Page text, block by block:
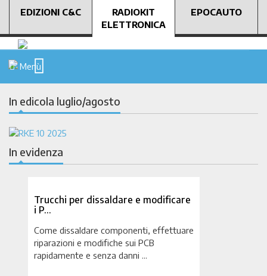
EDIZIONI C&C
RADIOKIT
ELETTRONICA
EPOCAUTO
Menù
In evidenza
Trucchi per dissaldare e modificare
i P…
Come dissaldare componenti, effettuare
riparazioni e modifiche sui PCB
rapidamente e senza danni ...
In edicola luglio/agosto